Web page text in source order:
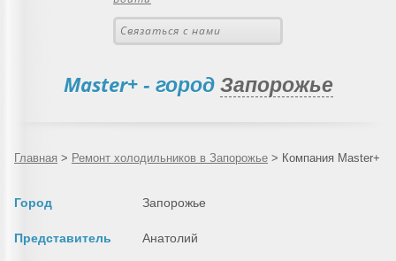
Связаться с нами
Master+- город Запорожье
Главная > Ремонт холодильников в Запорожье > Компания Master+
Город Запорожье
Представитель Анатолий